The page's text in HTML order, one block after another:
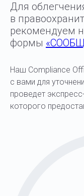
Для
в
рекомендуем
формы
Наш Compliance
с вами для
проведет
которого